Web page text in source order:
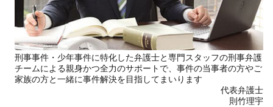
刑事事件・少年事件に特化した弁護士と専門スタッフの刑事弁護
チームによる親身かつ全力のサポートで、事件の当事者の方やご
家族の方と一緒に事件解決を目指してまいります
代表弁護士
則竹理宇